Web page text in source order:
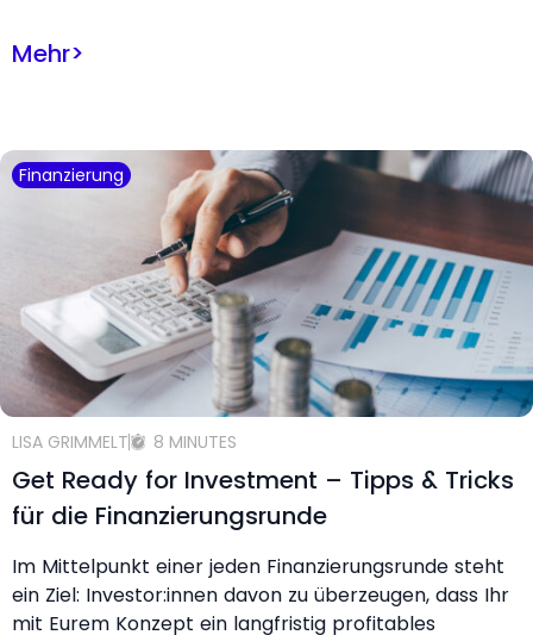
Mehr>
Finanzierung
LISA GRIMMELT 8 MINUTES
Get Ready for Investment – Tipps & Tricks
für die Finanzierungsrunde
Im Mittelpunkt einer jeden Finanzierungsrunde steht
ein Ziel: Investor:innen davon zu überzeugen, dass Ihr
mit Eurem Konzept ein langfristig profitables